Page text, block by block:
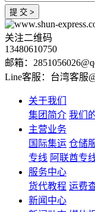
提 交 >
关注二维码
13480610750
邮箱：
Line客服：台湾客服
关于我们
集团简介 我们
主营业务
国际集运 仓储
专线 阿联酋专
服务中心
货代教程 运费
新闻中心